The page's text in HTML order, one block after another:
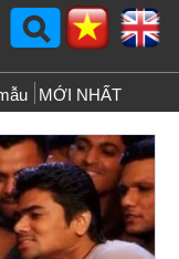
MỚI NHẤT